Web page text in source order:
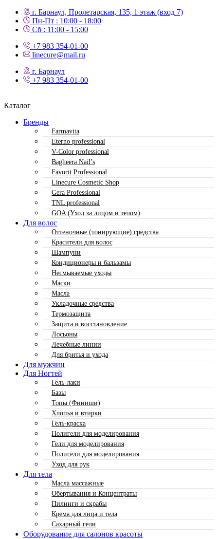
г. Барнаул, Пролетарская, 135,​ 1 этаж (вход 7)
Пн-Пт : 10:00 - 18:00
Сб : 11:00 - 15:00
+7 983 354-01-00
linecure@mail.ru
г. Барнаул
+7 983 354-01-00
Каталог
Бренды
Farmavita
Eterno professional
V-Color professional
Bagheera Nail’s
Favorit Professional
Linecure Cosmetic Shop
Gera Professional
TNL professional
GOA (Уход за лицом и телом)
Для волос
Оттеночные (тонирующие) средства
Красители для волос
Шампуни
Кондиционеры и бальзамы
Несмываемые уходы
Маски
Масла
Укладочные средства
Термозащита
Защита и восстановление
Лосьоны
Лечебные линии
Для бритья и ухода
Для мужчин
Для Ногтей
Гель-лаки
Базы
Топы (Финиши)
Хлопья и втирки
Гель-краска
Полигели для моделирования
Гели для моделирования
Полигели для моделирования
Уход для рук
Для тела
Масла массажные
Обертывания и Концентраты
Пилинги и скрабы
Крема для лица и тела
Сахарный гели
Оборудование для салонов красоты